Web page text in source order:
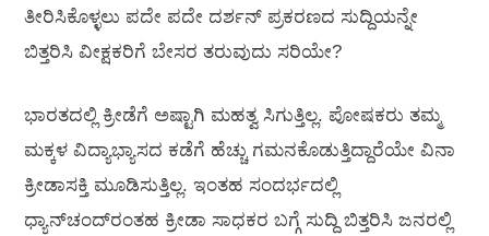
ತೀರಿಸಿಕೊಳ್ಳಲು ಪದೇ ಪದೇ ದರ್ಶನ್ ಪ್ರಕರಣದ ಸುದ್ದಿಯನ್ನೇ
ಬಿತ್ತರಿಸಿ ವೀಕ್ಷಕರಿಗೆ ಬೇಸರ ತರುವುದು ಸರಿಯೇ?
ಭಾರತದಲ್ಲಿ ಕ್ರೀಡೆಗೆ ಅಷ್ಟಾಗಿ ಮಹತ್ವ ಸಿಗುತ್ತಿಲ್ಲ. ಪೋಷಕರು ತಮ್ಮ
ಮಕ್ಕಳ ವಿದ್ಯಾಭ್ಯಾಸದ ಕಡೆಗೆ ಹೆಚ್ಚು ಗಮನಕೊಡುತ್ತಿದ್ದಾರೆಯೇ ವಿನಾ
ಕ್ರೀಡಾಸಕ್ತಿ ಮೂಡಿಸುತ್ತಿಲ್ಲ. ಇಂತಹ ಸಂದರ್ಭದಲ್ಲಿ
ಧ್ಯಾನ್‌ಚಂದ್‌ರಂತಹ ಕ್ರೀಡಾ ಸಾಧಕರ ಬಗ್ಗೆ ಸುದ್ದಿ ಬಿತ್ತರಿಸಿ ಜನರಲ್ಲಿ